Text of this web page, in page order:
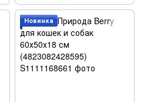
Новинка